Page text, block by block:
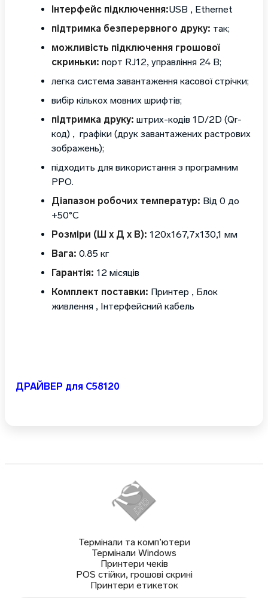
Інтерфейс підключення:USB , Ethernet
підтримка безперервного друку: так;
можливість підключення грошової
скриньки: порт RJ12, управління 24 В;
легка система завантаження касової стрічки;
вибір кількох мовних шрифтів;
підтримка друку: штрих-кодів 1D/2D (Qr-
код) , графіки (друк завантажених растрових
зображень);
підходить для використання з програмним
РРО.
Діапазон робочих температур: Від 0 до
+50°C
Розміри (Ш х Д х В): 120х167,7х130,1 мм
Вага: 0.85 кг
Гарантія: 12 місяців
Комплект поставки: Принтер , Блок
живлення , Інтерфейсний кабель
ДРАЙВЕР для C58120
Термінали та комп’ютери
Термінали Windows
Принтери чеків
POS стійки, грошові скрині
Принтери етикеток